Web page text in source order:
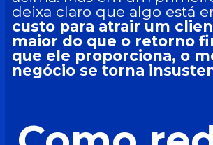
deixa claro que algo está
custo para atrair um
maior do que o retorno
que ele proporciona, o
negócio se torna